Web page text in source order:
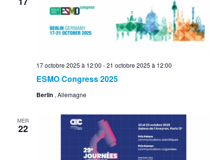
ESMO Congress 2025
17 octobre 2025 à 12:00 -21 octobre 2025 à 12:00
Berlin , Allemagne
MER
22